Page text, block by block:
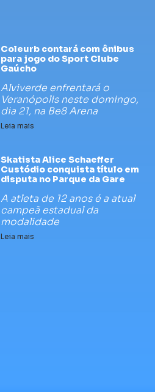
Coleurb contará com ônibus
para jogo do Sport Clube
Gaúcho
Alviverde enfrentará o
Veranópolis neste domingo,
dia 21, na Be8 Arena
Leia mais
Skatista Alice Schaeffer
Custódio conquista título em
disputa no Parque da Gare
A atleta de 12 anos é a atual
campeã estadual da
modalidade
Leia mais